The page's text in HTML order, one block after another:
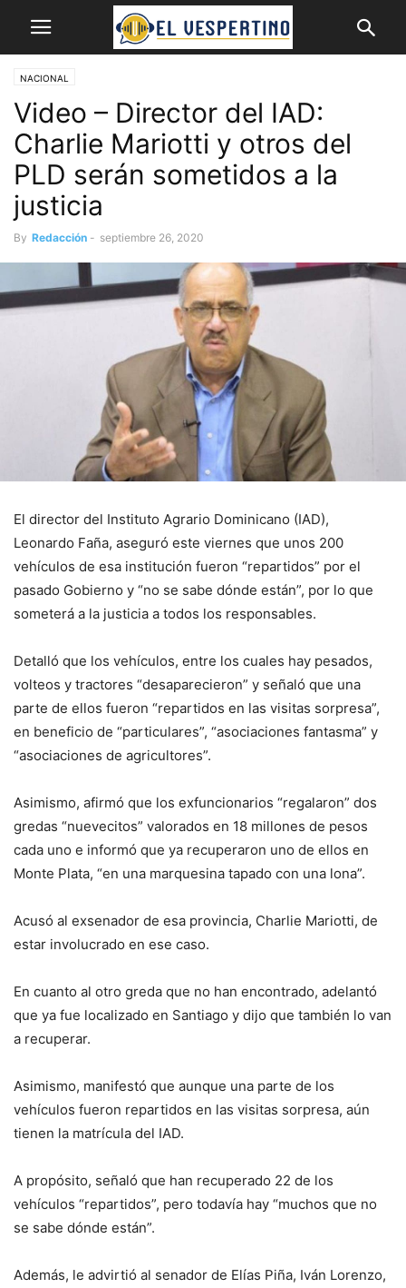
NACIONAL
Video – Director del IAD:
Charlie Mariotti y otros del
PLD serán sometidos a la
justicia
By Redacción - septiembre 26, 2020
El director del Instituto Agrario Dominicano (IAD),
Leonardo Faña, aseguró este viernes que unos 200
vehículos de esa institución fueron “repartidos” por el
pasado Gobierno y “no se sabe dónde están”, por lo que
someterá a la justicia a todos los responsables.
Detalló que los vehículos, entre los cuales hay pesados,
volteos y tractores “desaparecieron” y señaló que una
parte de ellos fueron “repartidos en las visitas sorpresa”,
en beneficio de “particulares”, “asociaciones fantasma” y
“asociaciones de agricultores”.
Asimismo, afirmó que los exfuncionarios “regalaron” dos
gredas “nuevecitos” valorados en 18 millones de pesos
cada uno e informó que ya recuperaron uno de ellos en
Monte Plata, “en una marquesina tapado con una lona”.
Acusó al exsenador de esa provincia, Charlie Mariotti, de
estar involucrado en ese caso.
En cuanto al otro greda que no han encontrado, adelantó
que ya fue localizado en Santiago y dijo que también lo van
a recuperar.
Asimismo, manifestó que aunque una parte de los
vehículos fueron repartidos en las visitas sorpresa, aún
tienen la matrícula del IAD.
A propósito, señaló que han recuperado 22 de los
vehículos “repartidos”, pero todavía hay “muchos que no
se sabe dónde están”.
Además, le advirtió al senador de Elías Piña, Iván Lorenzo,